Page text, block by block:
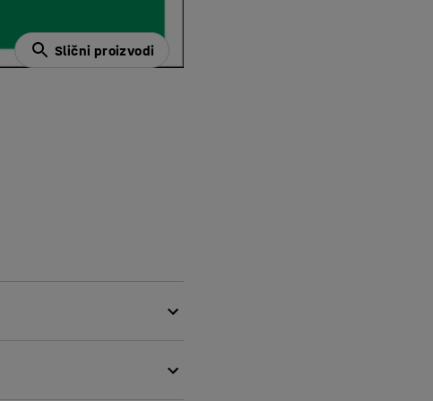
Slični proizvodi